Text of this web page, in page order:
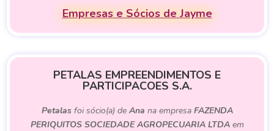
Empresas e Sócios de Jayme
PETALAS EMPREENDIMENTOS E
PARTICIPACOES S.A.
Petalasfoi sócio(a) de Ana na empresa FAZENDA
PERIQUITOS SOCIEDADE AGROPECUARIA LTDAem